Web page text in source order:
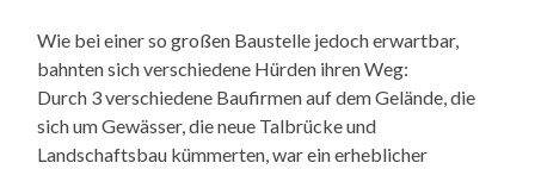
Wie bei einer so großen Baustelle jedoch erwartbar,
bahnten sich verschiedene Hürden ihren Weg:
Durch 3 verschiedene Baufirmen auf dem Gelände, die
sich um Gewässer, die neue Talbrücke und
Landschaftsbau kümmerten, war ein erheblicher